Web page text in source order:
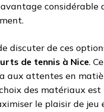
avantage
discuter de ces
de tennis à Nice.
aux attentes en
des matériaux
le plaisir de